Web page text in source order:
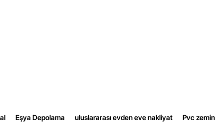
Eşya Depolama uluslararası evden eve nakliyat Pvc